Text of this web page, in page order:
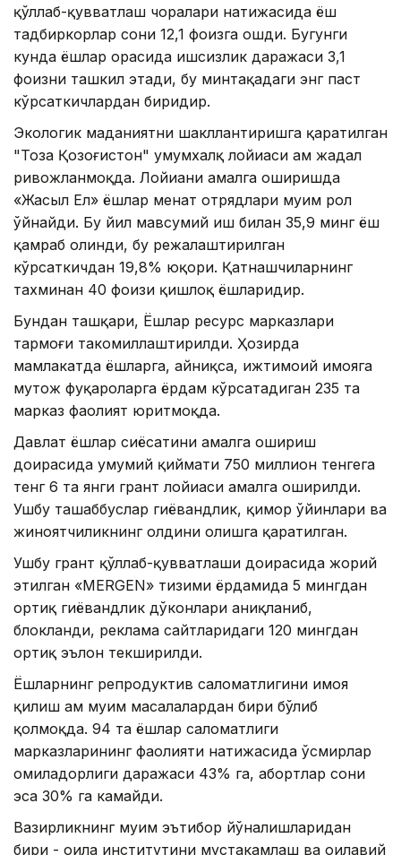
қўллаб-қувватлаш чоралари натижасида ёш
тадбиркорлар сони 12,1 фоизга ошди. Бугунги
кунда ёшлар орасида ишсизлик даражаси 3,1
фоизни ташкил этади, бу минтақадаги энг паст
кўрсаткичлардан биридир.
Экологик маданиятни шакллантиришга қаратилган
"Тоза Қозоғистон" умумхалқ лойиҳаси ҳам жадал
ривожланмоқда. Лойиҳани амалга оширишда
«Жасыл Ел» ёшлар меҳнат отрядлари муҳим рол
ўйнайди. Бу йил мавсумий иш билан 35,9 минг ёш
қамраб олинди, бу режалаштирилган
кўрсаткичдан 19,8% юқори. Қатнашчиларнинг
тахминан 40 фоизи қишлоқ ёшларидир.
Бундан ташқари, Ёшлар ресурс марказлари
тармоғи такомиллаштирилди. Ҳозирда
мамлакатда ёшларга, айниқса, ижтимоий ҳимояга
муҳтож фуқароларга ёрдам кўрсатадиган 235 та
марказ фаолият юритмоқда.
Давлат ёшлар сиёсатини амалга ошириш
доирасида умумий қиймати 750 миллион тенгега
тенг 6 та янги грант лойиҳаси амалга оширилди.
Ушбу ташаббуслар гиёҳвандлик, қимор ўйинлари ва
жиноятчиликнинг олдини олишга қаратилган.
Ушбу грант қўллаб-қувватлаши доирасида жорий
этилган «MERGEN» тизими ёрдамида 5 мингдан
ортиқ гиёҳвандлик дўконлари аниқланиб,
блокланди, реклама сайтларидаги 120 мингдан
ортиқ эълон текширилди.
Ёшларнинг репродуктив саломатлигини ҳимоя
қилиш ҳам муҳим масалалардан бири бўлиб
қолмоқда. 94 та ёшлар саломатлиги
марказларининг фаолияти натижасида ўсмирлар
ҳомиладорлиги даражаси 43% га, абортлар сони
эса 30% га камайди.
Вазирликнинг муҳим эътибор йўналишларидан
бири - оила институтини мустаҳкамлаш ва оилавий